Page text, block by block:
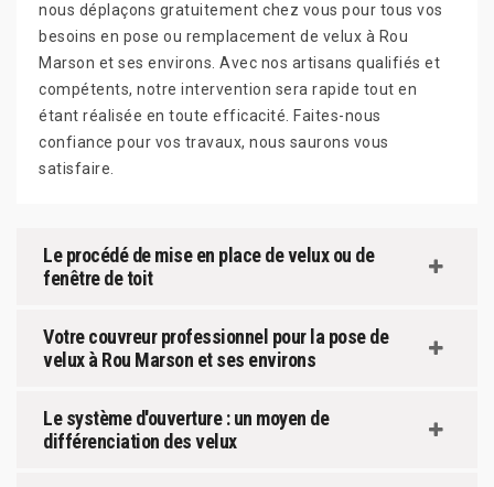
nous déplaçons gratuitement chez vous pour tous vos
besoins en pose ou remplacement de velux à Rou
Marson et ses environs. Avec nos artisans qualifiés et
compétents, notre intervention sera rapide tout en
étant réalisée en toute efficacité. Faites-nous
confiance pour vos travaux, nous saurons vous
satisfaire.
Le procédé de mise en place de velux ou de
fenêtre de toit
Votre couvreur professionnel pour la pose de
velux à Rou Marson et ses environs
Le système d'ouverture : un moyen de
différenciation des velux